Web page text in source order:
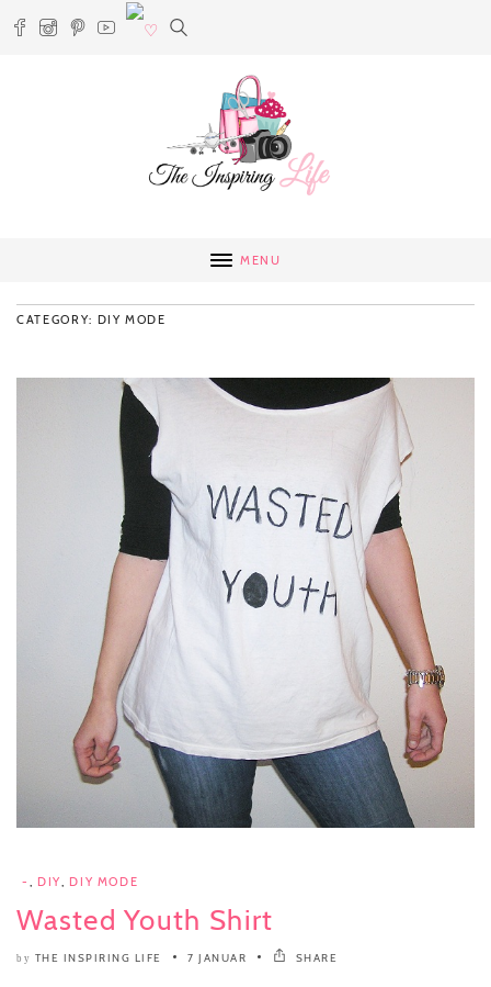
MENU
CATEGORY: DIY MODE
- DIY DIY MODE
Wasted Youth Shirt
by THE INSPIRING LIFE 7 JANUAR SHARE